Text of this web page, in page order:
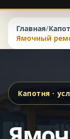
Главная/
Ямочный
Капотня ·